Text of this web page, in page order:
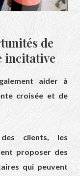
de
incitative
aider à
croisée et de
clients, les
proposer des
qui peuvent